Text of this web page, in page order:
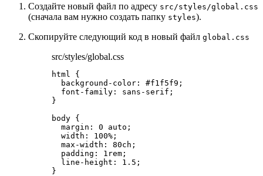
Создайте новый файл по адресу src/styles/global.css
(сначала вам нужно создать папку styles).
Скопируйте следующий код в новый файл global.css
src/styles/global.css
html
{
background-color : #f1f5f9 ;
font-family : sans-serif ;
}
body {
margin : 0 auto ;
width : 100% ;
max-width : 80ch ;
padding : 1 rem ;
line-height : 1.5 ;
}